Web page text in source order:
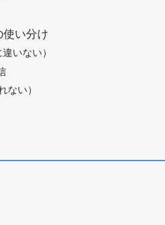
使い分け
いない）
ない）